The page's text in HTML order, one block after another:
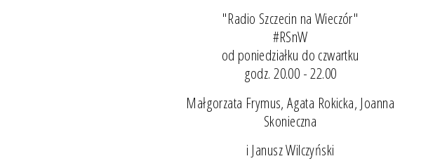
"Radio Szczecin na Wieczór"
#RSnW
od poniedziałku do czwartku
godz. 20.00 - 22.00
Małgorzata Frymus, Agata Rokicka, Joanna
Skonieczna
i Janusz Wilczyński